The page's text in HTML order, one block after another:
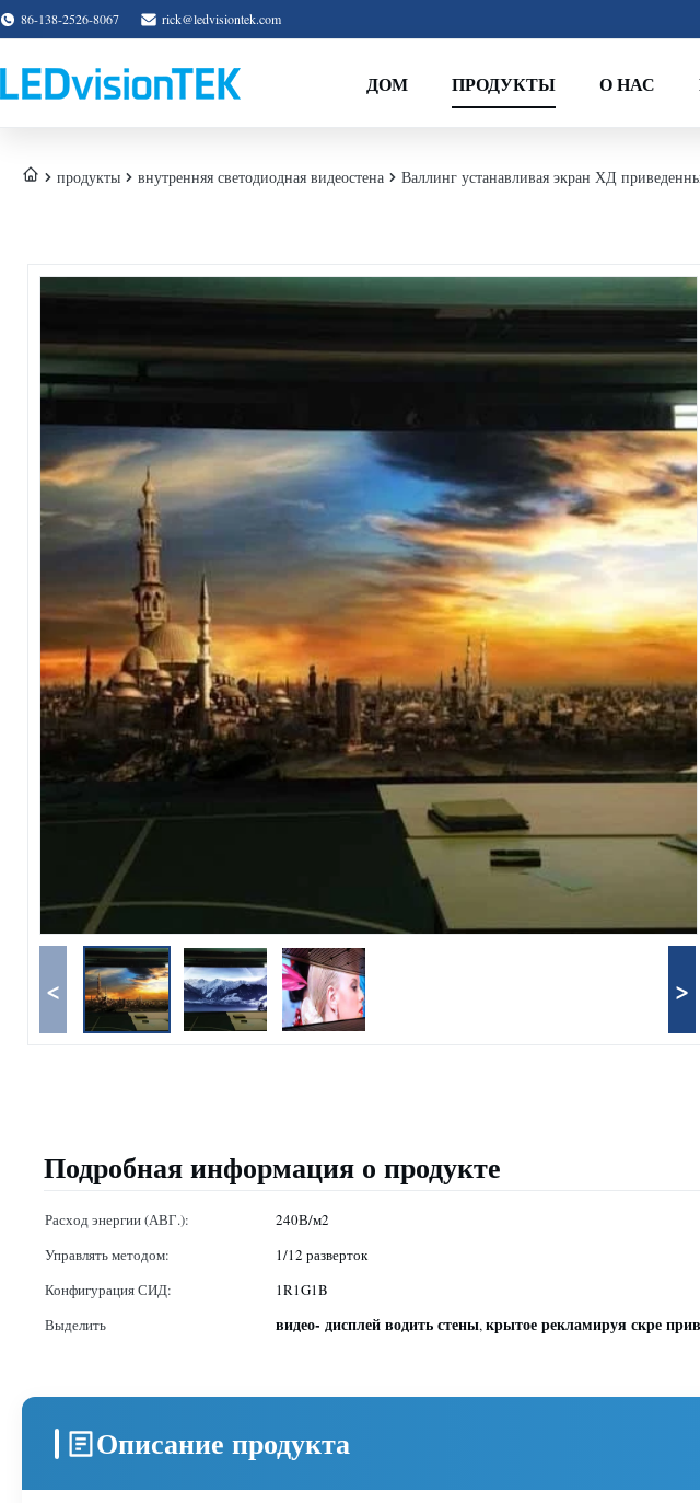
86-138-2526-8067 rick@ledvisiontek.com
ДОМ ПРОДУКТЫ О НАС
продукты внутренняя светодиодная видеостена Валлинг устанавливая экран ХД
< >
Подробная информация о продукте
Расход энергии (АВГ.): 240В/м2
Управлять методом:
1/12 разверток
Конфигурация СИД:
1R1G1B
Выделить
видео- дисплей водить стены,крытое рекламируя скре
Описание продукта